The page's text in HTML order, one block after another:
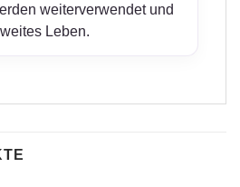
weiterverwendet und
Leben.